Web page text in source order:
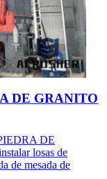
DE GRANITO
DE
losas de
de mesada de